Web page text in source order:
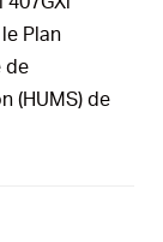
Plan
de
(HUMS) de